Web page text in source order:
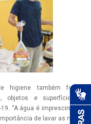
higiene também foram
objetos e superfícies é
“A água é imprescindível
de lavar as mãos